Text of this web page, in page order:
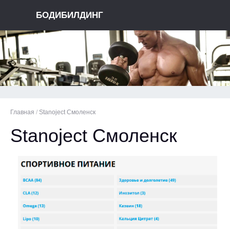
БОДИБИЛДИНГ
Главная / Stanoject Смоленск
Stanoject Смоленск